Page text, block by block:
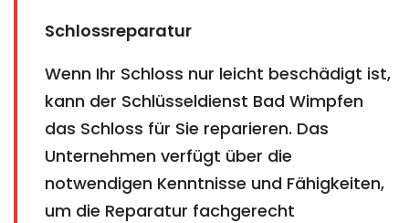
Schlossreparatur
Wenn Ihr Schloss nur leicht beschädigt ist,
kann der Schlüsseldienst Bad Wimpfen
das Schloss für Sie reparieren. Das
Unternehmen verfügt über die
notwendigen Kenntnisse und Fähigkeiten,
um die Reparatur fachgerecht